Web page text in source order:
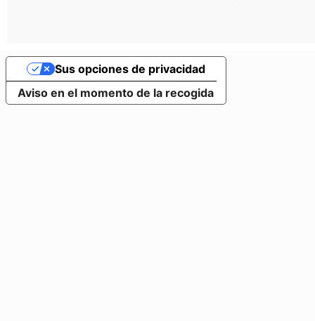
Aviso en el momento de la recogida
Sus opciones de privacidad